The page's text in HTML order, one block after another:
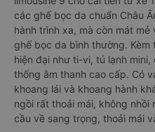
các ghế bọc da chuẩn Châu
hành trình xa, mà còn mát
ghế bọc da bình thường.
hiện đại như ti-vi, tủ lạnh
thống âm thanh cao cấp. Có
khoang lái và khoang hành
ngồi rất thoải mái, không
cầu về sang trọng, thoải mái